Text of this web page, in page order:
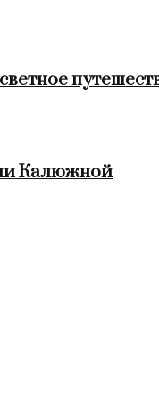
Калюжной